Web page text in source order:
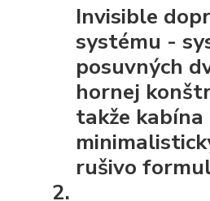
Invisible
systému -
posuvných
hornej
takže kabína
rušivo